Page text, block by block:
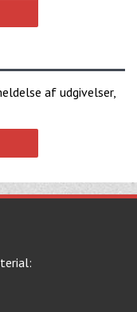
af udgivelser,